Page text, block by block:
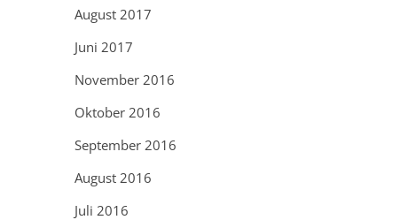
August 2017
Juni 2017
November 2016
Oktober 2016
September 2016
August 2016
Juli 2016